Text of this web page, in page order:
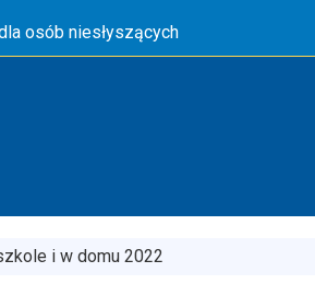
osób niesłyszących
i w domu 2022